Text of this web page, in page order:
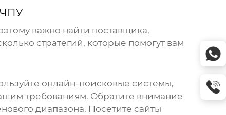
ЧПУ
важно найти поставщика,
стратегий, которые помогут вам
онлайн-поисковые системы,
требованиям. Обратите внимание
диапазона. Посетите сайты